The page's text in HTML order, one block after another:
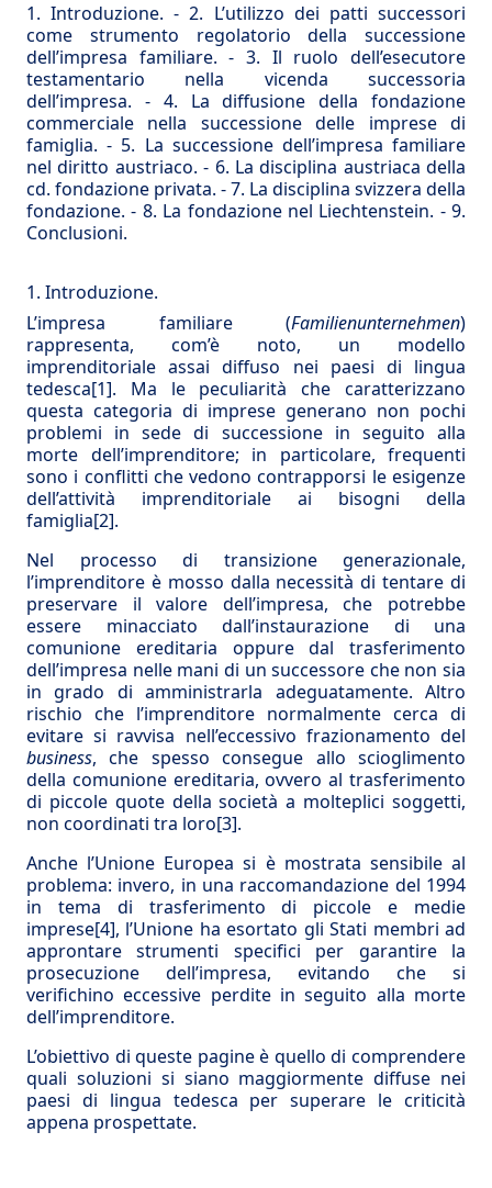
1. Introduzione.-2. L’utilizzo dei patti successori
come strumento regolatorio della successione
dell’impresa familiare. -3. Il ruolo dell’esecutore
testamentario nella vicenda successoria
dell’impresa. - 4. La diffusione della fondazione
commerciale nella successione delle imprese di
famiglia. - 5. La successione dell’impresa familiare
nel diritto austriaco. - 6. La disciplina austriaca della
cd. fondazione privata. -7. La disciplina svizzera della
fondazione.- 8. La fondazione nel Liechtenstein. - 9.
Conclusioni.
1. Introduzione.
L’impresa familiare (Familienunternehmen)
rappresenta, com’è noto, un modello
imprenditoriale assai diffuso nei paesi di lingua
tedesca[1]. Ma le peculiarità che caratterizzano
questa categoria di imprese generano non pochi
problemi in sede di successione in seguito alla
morte dell’imprenditore; in particolare, frequenti
sono i conflitti che vedono contrapporsi le esigenze
dell’attività imprenditoriale ai bisogni della
famiglia[2].
Nel processo di transizione generazionale,
l’imprenditore è mosso dalla necessità di tentare di
preservare il valore dell’impresa, che potrebbe
essere minacciato dall’instaurazione di una
comunione ereditaria oppure dal trasferimento
dell’impresa nelle mani di un successore che non sia
in grado di amministrarla adeguatamente. Altro
rischio che l’imprenditore normalmente cerca di
evitare si ravvisa nell’eccessivo frazionamento del
business, che spesso consegue allo scioglimento
della comunione ereditaria, ovvero al trasferimento
di piccole quote della società a molteplici soggetti,
non coordinati tra loro[3].
Anche l’Unione Europea si è mostrata sensibile al
problema: invero, in una raccomandazione del 1994
in tema di trasferimento di piccole e medie
imprese[4], l’Unione ha esortato gli Stati membri ad
approntare strumenti specifici per garantire la
prosecuzione dell’impresa, evitando che si
verifichino eccessive perdite in seguito alla morte
dell’imprenditore.
L’obiettivo di queste pagine è quello di comprendere
quali soluzioni si siano maggiormente diffuse nei
paesi di lingua tedesca per superare le criticità
appena prospettate.